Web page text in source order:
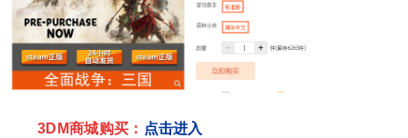
3DM商城购买： 点击进入